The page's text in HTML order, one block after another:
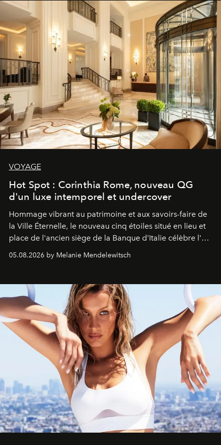
VOYAGE
Hot Spot : Corinthia Rome, nouveau QG
d'un luxe intemporel et undercover
Hommage vibrant au patrimoine et aux savoirs-faire de
la Ville Éternelle, le nouveau cinq étoiles situé en lieu et
place de l'ancien siège de la Banque d'Italie célèbre l'art
de vivre Romain dans toute son élégance intemporelle.
05.08.2026 by Melanie Mendelewitsch